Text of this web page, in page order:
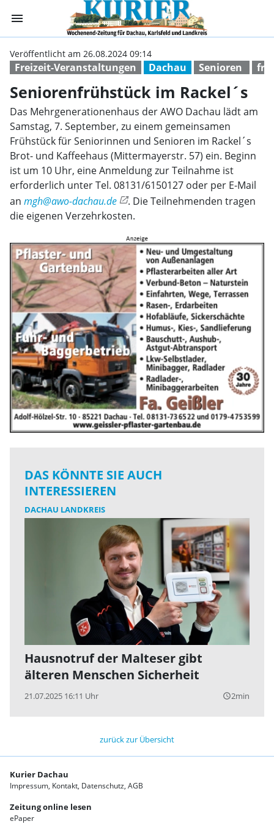
menu
Freizeit-Veranstaltungen Dachau Senioren
Veröffentlicht am 26.08.2024 09:14
Seniorenfrühstück im Rackel´s
Das Mehrgenerationenhaus der AWO Dachau lädt am
Samstag, 7. September, zu einem gemeinsamen
Frühstück für Seniorinnen und Senioren im Rackel´s
Brot- und Kaffeehaus (Mittermayerstr. 57) ein. Beginn
ist um 10 Uhr, eine Anmeldung zur Teilnahme ist
erforderlich unter Tel. 08131/6150127 oder per E-Mail
an mgh@awo-dachau.de
. Die Teilnehmenden tragen
die eigenen Verzehrkosten.
DAS KÖNNTE SIE AUCH
INTERESSIEREN
DACHAU LANDKREIS
Hausnotruf der Malteser gibt
älteren Menschen Sicherheit
21.07.2025 16:11 Uhr query_builder2min
zurück zur Übersicht
Kurier Dachau
Impressum Kontakt Datenschutz AGB
Zeitung online lesen
ePaper